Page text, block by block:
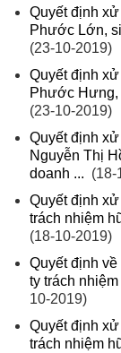
Quyết định
Phước Lớn,
(23-10-2019)
Quyết định
Phước Hưng,
(23-10-2019)
Quyết định
Nguyễn Thị
doanh ... (18-
Quyết định
trách nhiệm
(18-10-2019)
Quyết định
ty trách
10-2019)
Quyết định
trách nhiệm